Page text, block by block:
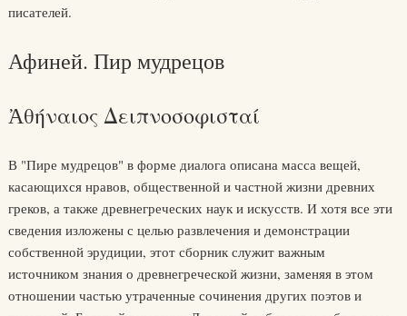
писателей.
Афиней. Пир мудрецов
Ἀθήναιος Δειπνοσοφισταί
В "Пире мудрецов" в форме диалога описана масса вещей,
касающихся нравов, общественной и частной жизни древних
греков, а также древнегреческих наук и искусств. И хотя все эти
сведения изложены с целью развлечения и демонстрации
собственной эрудиции, этот сборник служит важным
источником знания о древнегреческой жизни, заменяя в этом
отношении частью утраченные сочинения других поэтов и